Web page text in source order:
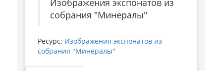
Изображения экспонатов из
собрания "Минералы"
Ресурс: Изображения экспонатов из
собрания "Минералы"